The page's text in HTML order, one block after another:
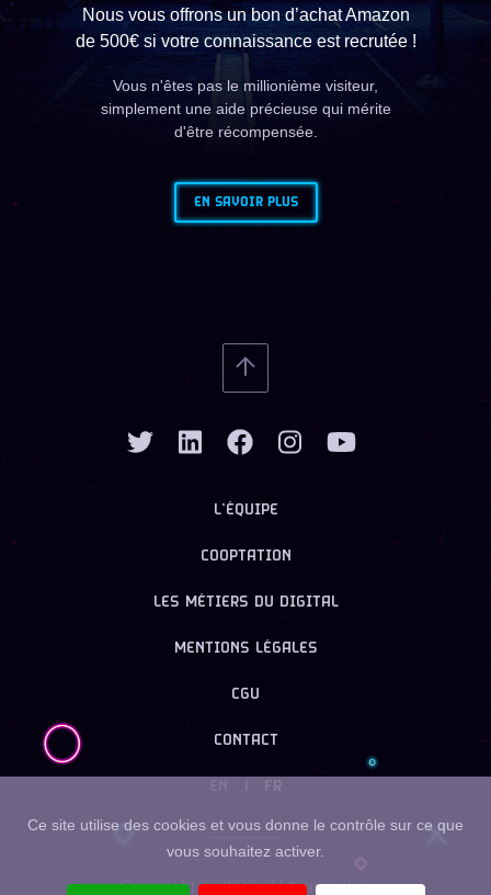
Nous vous offrons un bon d’achat Amazon
de 500€ si votre connaissance est recrutée !
Vous n'êtes pas le millionième visiteur,
simplement une aide précieuse qui mérite
d'être récompensée.
EN SAVOIR PLUS
L’ÉQUIPE
COOPTATION
LES MÉTIERS DU DIGITAL
MENTIONS LÉGALES
CGU
CONTACT
FR
Copyright ©2026- Urban Linker
Ce site utilise des cookies et vous donne le contrôle sur ce que
vous souhaitez activer.